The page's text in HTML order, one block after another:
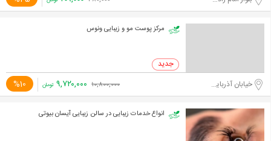
مرکز پوست مو و زیبایی ونوس
خیابان آذربایجان %10 ۱۰,۸۰۰,۰۰۰ ۹,۷۲۰,۰۰۰ تومان
انواع خدمات زیبایی در سالن زیبایی آیسان بیوتی